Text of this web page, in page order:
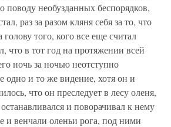
поводу необузданных беспорядков,
раз за разом кляня себя за то, что
голову того, кого все еще считал
что в тот год на протяжении всей
ночь за ночью неотступно
одно и то же видение, хотя он и
что он преследует в лесу оленя,
останавливался и поворачивал к нему
и венчали оленьи рога, под ними